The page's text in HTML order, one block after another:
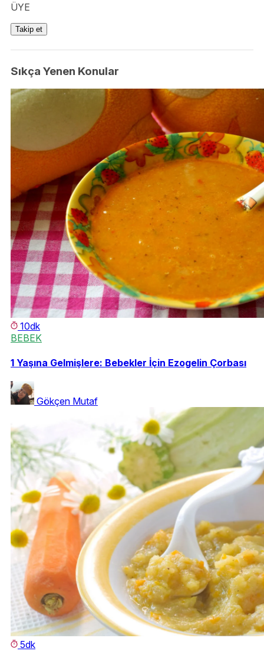
ÜYE
Takip et
Sıkça Yenen Konular
10dk
BEBEK
1 Yaşına Gelmişlere: Bebekler İçin Ezogelin Çorbası
Gökçen Mutaf
5dk